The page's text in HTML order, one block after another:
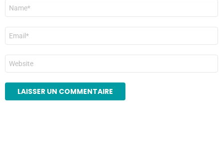
mail
*
Site
web